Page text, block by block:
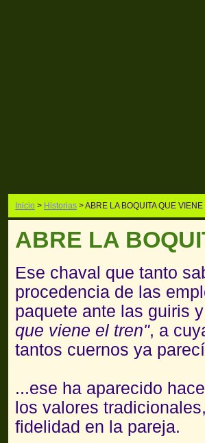
Inicio > Historias > ABRE LA BOQUITA QUE VIENE
ABRE LA
Ese chaval que tanto
procedencia de las
paquete ante las guiris
que viene el tren", a
tantos cuernos ya
...ese ha aparecido
los valores
fidelidad en la pareja.